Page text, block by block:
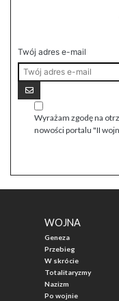
Twój adres e-mail
Wyrażam zgodę na
nowości portalu "II
WOJNA
Geneza
Przebieg
W skrócie
Totalitaryzmy
Nazizm
Po wojnie